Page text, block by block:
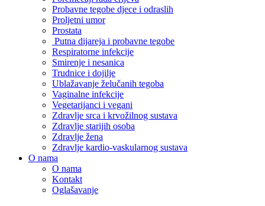
Probavne tegobe djece i odraslih
Proljetni umor
Prostata
Putna dijareja i probavne tegobe
Respiratorne infekcije
Smirenje i nesanica
Trudnice i dojilje
Ublažavanje želučanih tegoba
Vaginalne infekcije
Vegetarijanci i vegani
Zdravlje srca i krvožilnog sustava
Zdravlje starijih osoba
Zdravlje žena
Zdravlje kardio-vaskularnog sustava
O nama
O nama
Kontakt
Oglašavanje